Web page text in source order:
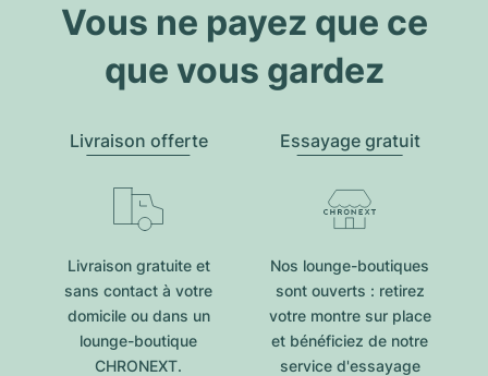
Vous ne payez que ce
que vous gardez
Livraison offerte
Livraison gratuite et
sans contact à votre
domicile ou dans un
lounge-boutique
CHRONEXT.
Essayage gratuit
Nos lounge-boutiques
sont ouverts : retirez
votre montre sur place
et bénéficiez de notre
service d'essayage